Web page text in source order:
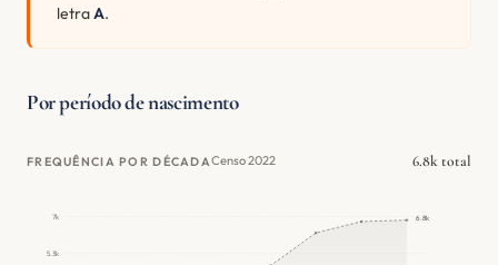
letraA.
Por período de nascimento
FREQUÊNCIA POR DÉCADACenso 2022 6.8k total
5.3k
7k 6.8k